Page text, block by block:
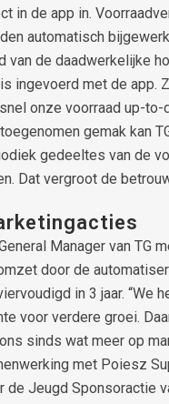
in de app in.
automatisch
van de daadwerkelijke
ingevoerd met de app.
onze voorraad up-to-
gemak kan
gedeeltes van de
Dat vergroot de
Manager van TG
door de
in 3 jaar. “We
voor verdere groei.
sinds wat meer op
met Poiesz
de Jeugd Sponsoractie